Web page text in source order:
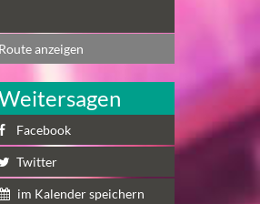
Route anzeigen
Facebook
Twitter
im Kalender speichern